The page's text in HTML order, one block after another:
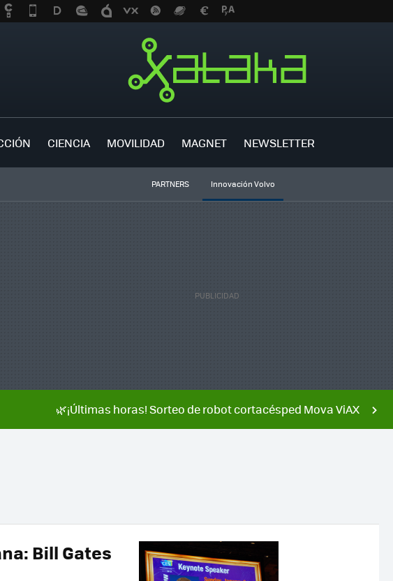
CIENCIA MOVILIDAD MAGNET NEWSLETTER
PARTNERS Innovación Volvo
🌿¡Últimas horas! Sorteo de robot cortacésped Mova ViAX
Bill Gates